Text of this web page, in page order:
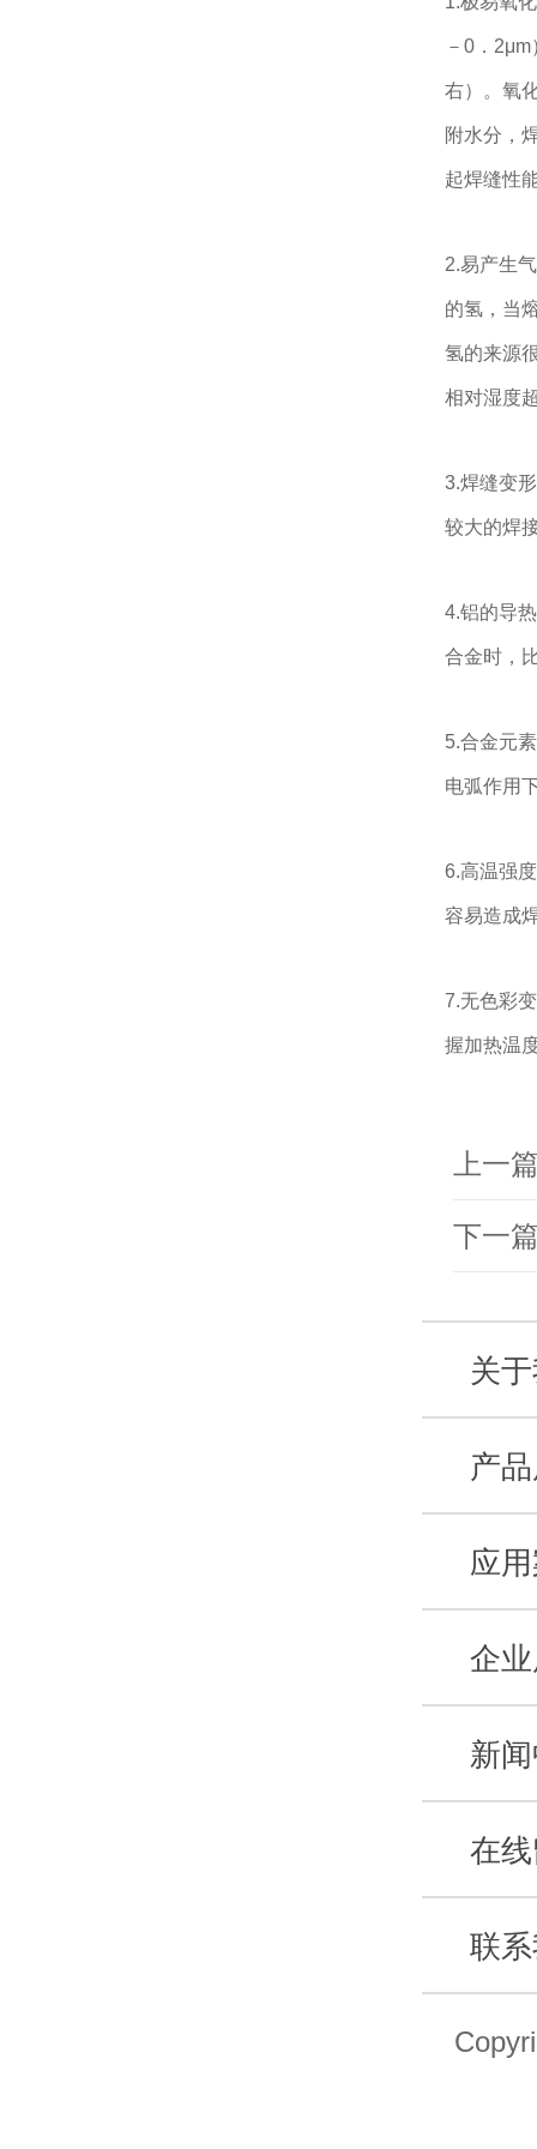
－0．
右）。氧
附水分，
起焊缝性
2.易产生
的氢，当
氢的来源
相对湿度
3.焊缝变
较大的焊
4.铝的导
合金时，
5.合金元
电弧作用
6.高温强
容易造成
7.无色彩
握加热温
上一
下一
关
产
应
企
新
在
联